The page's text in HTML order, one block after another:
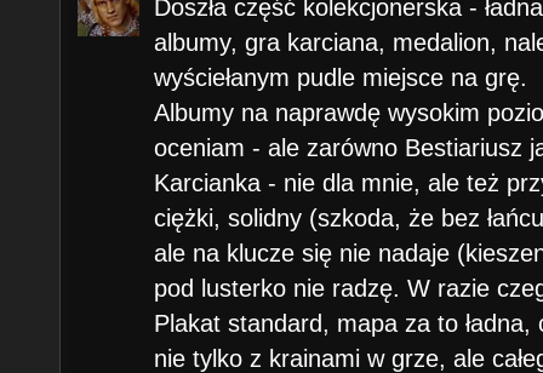
Doszła część kolekcjonerska -
albumy, gra karciana, medalion,
wyściełanym pudle miejsce na grę.
Albumy na naprawdę wysokim
oceniam - ale zarówno Bestiariusz
Karcianka - nie dla mnie, ale też
ciężki, solidny (szkoda, że bez
ale na klucze się nie nadaje
pod lusterko nie radzę. W razie
Plakat standard, mapa za to ładna,
nie tylko z krainami w grze, ale